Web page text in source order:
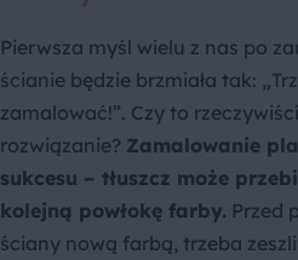
Pierwsza myśl wielu z nas po
ścianie będzie brzmiała tak:
zamalować!”. Czy to
rozwiązanie? Zamalowanie
sukcesu – tłuszcz może
kolejną powłokę farby. Przed
ściany nową farbą, trzeba